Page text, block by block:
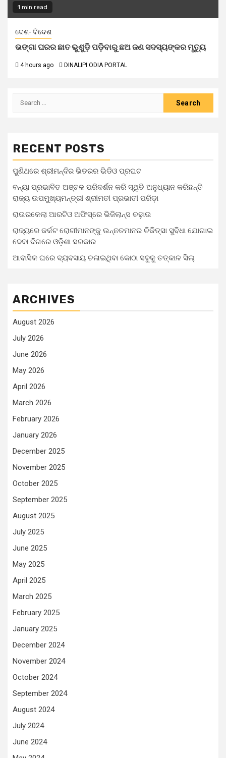
1 min read
ଦେଶ- ବିଦେଶ
ଭଙ୍ଗା ଘରର ଛାତ ଭୁଶୁଡ଼ି ପଡ଼ିବାରୁ ଛଅ ଜଣ ସଦସ୍ୟଙ୍କର ମୃତ୍ୟୁ
4 hours ago DINALIPI ODIA PORTAL
Search
RECENT POSTS
ପୁଣିଥରେ ଶ୍ରୀମନ୍ଦିର ଭିତରର ଭିଡିଓ ପ୍ରଘଟ
ବନ୍ୟା ପ୍ରଭାବିତ ଅଞ୍ଚଳ ପରିଦର୍ଶନ କରି ସ୍ଥିତି ଅନୁଧ୍ୟାନ କରିଛନ୍ତି
ରାଜ୍ୟ ଉପମୁଖ୍ୟମନ୍ତ୍ରୀ ଶ୍ରୀମତୀ ପ୍ରଭାତୀ ପରିଡ଼ା
ରାଉରକେଲା ଆରଟିଓ ଅଫିସ୍‌ରେ ଭିଜିଲାନ୍ସ ଚଢ଼ାଉ
ରାଜ୍ୟରେ କର୍କଟ ରୋଗୀମାନଙ୍କୁ ଉନ୍ନତମାନର ଚିକିତ୍ସା ସୁବିଧା ଯୋଗାଇ
ଦେବା ଦିଗରେ ଓଡ଼ିଶା ସରକାର
ଆବାସିକ ଘରେ ବ୍ୟବସାୟ ଚଳାଇଥିବା କୋଠା ସବୁକୁ ତତ୍କାଳ ସିଲ୍‌
ARCHIVES
August 2026
July 2026
June 2026
May 2026
April 2026
March 2026
February 2026
January 2026
December 2025
November 2025
October 2025
September 2025
August 2025
July 2025
June 2025
May 2025
April 2025
March 2025
February 2025
January 2025
December 2024
November 2024
October 2024
September 2024
August 2024
July 2024
June 2024